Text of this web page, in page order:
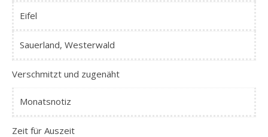
Eifel
Sauerland, Westerwald
Verschmitzt und zugenäht
Monatsnotiz
Zeit für Auszeit